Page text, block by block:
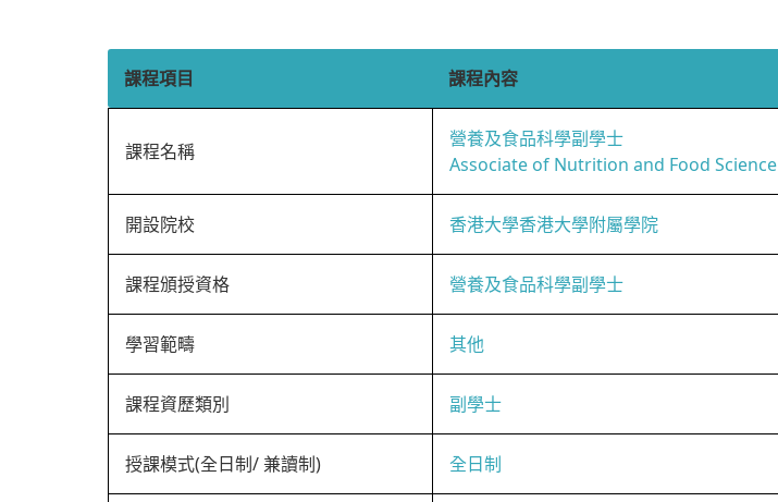
課程項目 課程內容
課程名稱
營養及食品科學副學士
Associate of Nutrition and Food Science
開設院校 香港大學香港大學附屬學院
課程頒授資格 營養及食品科學副學士
學習範疇 其他
課程資歷類別 副學士
授課模式(全日制/ 兼讀制) 全日制